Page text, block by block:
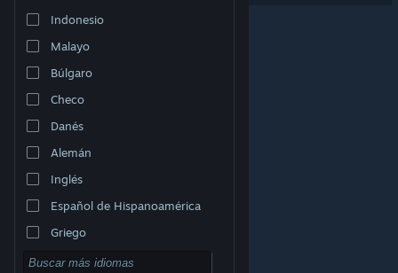
Indonesio
Malayo
Búlgaro
Checo
Danés
Alemán
Inglés
Español de Hispanoamérica
Griego